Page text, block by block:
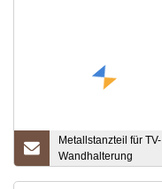
Metallstanzteil für TV-
Wandhalterung